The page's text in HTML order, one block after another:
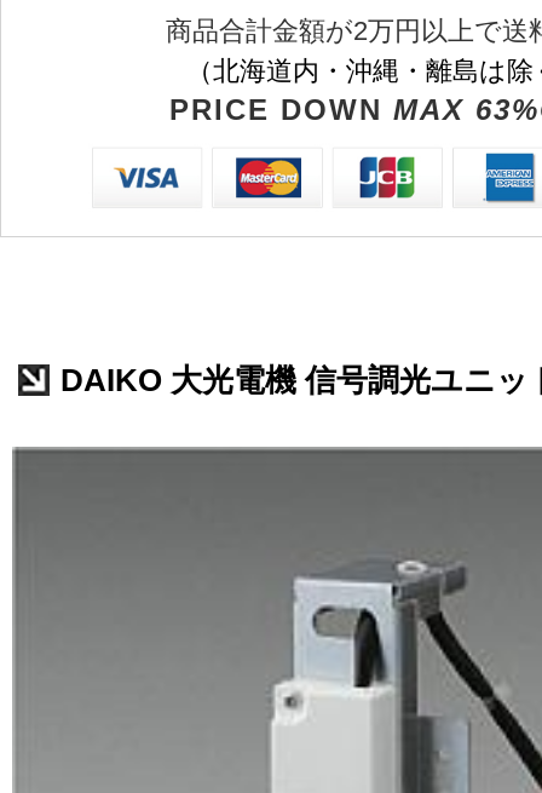
商品合計金額が2万円以上で送
（北海道内・沖縄・離島は
PRICE DOWN MAX
DAIKO 大光電機 信号調光ユニッ